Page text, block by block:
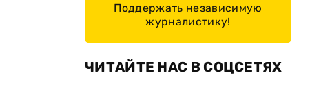
Поддержать независимую
журналистику!
ЧИТАЙТЕ НАС В СОЦСЕТЯХ